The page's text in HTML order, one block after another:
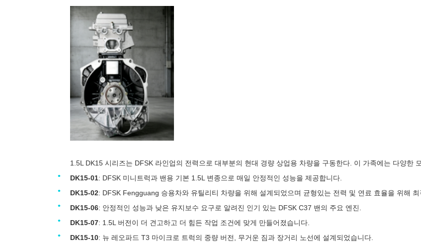
1.5L DK15 시리즈는 DFSK 라인업의 전력으로 대부분의 현대 경량 상업용 차량을 구동한다. 이 가족에는 다양한
DK15-01: DFSK 미니트럭과 밴용 기본 1.5L 변종으로 매일 안정적인 성능을 제공합니다.
DK15-02: DFSK Fengguang 승용차와 유틸리티 차량을 위해 설계되었으며 균형있는 전력 및 연료 효율을 위해 최
DK15-06: 안정적인 성능과 낮은 유지보수 요구로 알려진 인기 있는 DFSK C37 밴의 주요 엔진.
DK15-07: 1.5L 버전이 더 견고하고 더 힘든 작업 조건에 맞게 만들어졌습니다.
DK15-10: 뉴 레오파드 T3 마이크로 트럭의 중량 버전, 무거운 짐과 장거리 노선에 설계되었습니다.